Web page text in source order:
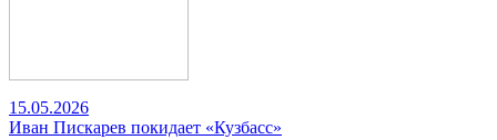
15.05.2026
Иван Пискарев покидает «Кузбасс»